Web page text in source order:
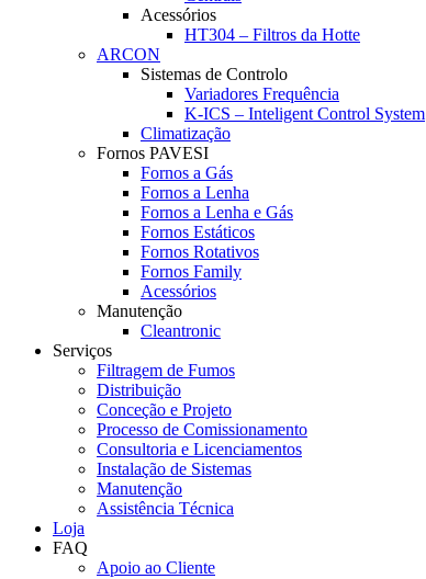
Acessórios
HT304 – Filtros da Hotte
ARCON
Sistemas de Controlo
Variadores Frequência
K-ICS – Inteligent Control System
Climatização
Fornos PAVESI
Fornos a Gás
Fornos a Lenha
Fornos a Lenha e Gás
Fornos Estáticos
Fornos Rotativos
Fornos Family
Acessórios
Manutenção
Cleantronic
Serviços
Filtragem de Fumos
Distribuição
Conceção e Projeto
Processo de Comissionamento
Consultoria e Licenciamentos
Instalação de Sistemas
Manutenção
Assistência Técnica
Loja
FAQ
Apoio ao Cliente